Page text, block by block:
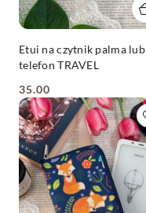
Etui na czytnik palma lub
telefon TRAVEL
Cena:
35.00